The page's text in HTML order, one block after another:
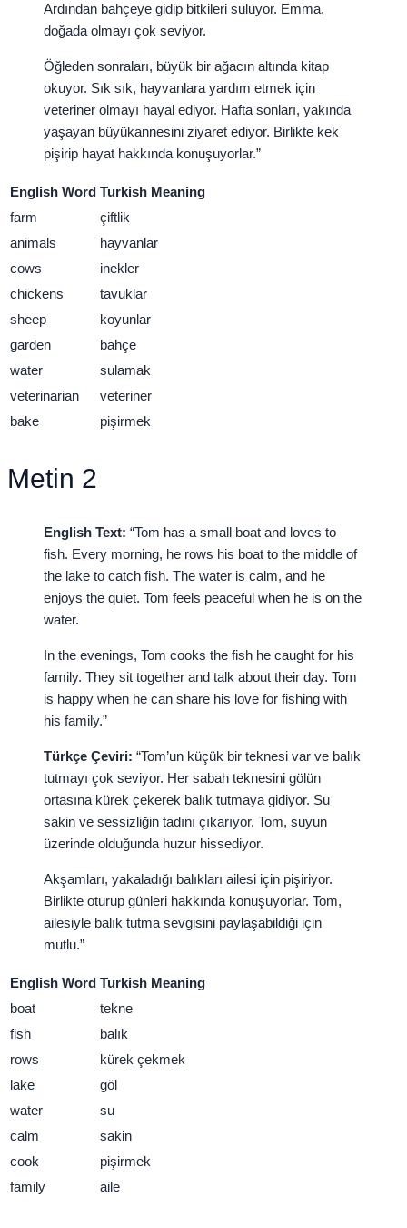
Ardından bahçeye gidip bitkileri suluyor. Emma,
doğada olmayı çok seviyor.
Öğleden sonraları, büyük bir ağacın altında kitap
okuyor. Sık sık, hayvanlara yardım etmek için
veteriner olmayı hayal ediyor. Hafta sonları, yakında
yaşayan büyükannesini ziyaret ediyor. Birlikte kek
pişirip hayat hakkında konuşuyorlar.”
English Word Turkish Meaning
farm
çiftlik
animals
hayvanlar
cows
inekler
chickens
tavuklar
sheep
koyunlar
garden
bahçe
water
sulamak
veterinarian
veteriner
bake
pişirmek
Metin 2
English Text: “Tom has a small boat and loves to
fish. Every morning, he rows his boat to the middle of
the lake to catch fish. The water is calm, and he
enjoys the quiet. Tom feels peaceful when he is on the
water.
In the evenings, Tom cooks the fish he caught for his
family. They sit together and talk about their day. Tom
is happy when he can share his love for fishing with
his family.”
Türkçe Çeviri: “Tom’un küçük bir teknesi var ve balık
tutmayı çok seviyor. Her sabah teknesini gölün
ortasına kürek çekerek balık tutmaya gidiyor. Su
sakin ve sessizliğin tadını çıkarıyor. Tom, suyun
üzerinde olduğunda huzur hissediyor.
Akşamları, yakaladığı balıkları ailesi için pişiriyor.
Birlikte oturup günleri hakkında konuşuyorlar. Tom,
ailesiyle balık tutma sevgisini paylaşabildiği için
mutlu.”
English Word Turkish Meaning
boat
tekne
fish
balık
rows
kürek çekmek
lake
göl
water
su
calm
sakin
cook
pişirmek
family
aile